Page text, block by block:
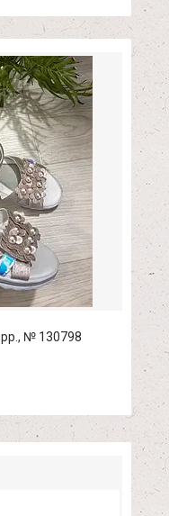
рр., № 130798